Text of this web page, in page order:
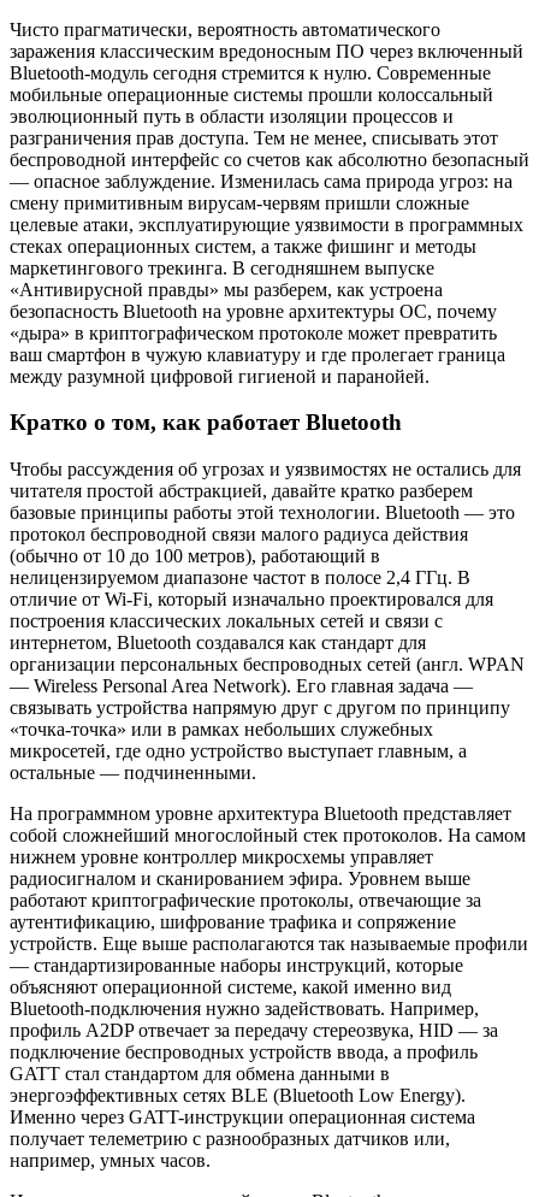
Чисто прагматически, вероятность автоматического
заражения классическим вредоносным ПО через включенный
Bluetooth-модуль сегодня стремится к нулю. Современные
мобильные операционные системы прошли колоссальный
эволюционный путь в области изоляции процессов и
разграничения прав доступа. Тем не менее, списывать этот
беспроводной интерфейс со счетов как абсолютно безопасный
— опасное заблуждение. Изменилась сама природа угроз: на
смену примитивным вирусам-червям пришли сложные
целевые атаки, эксплуатирующие уязвимости в программных
стеках операционных систем, а также фишинг и методы
маркетингового трекинга. В сегодняшнем выпуске
«Антивирусной правды» мы разберем, как устроена
безопасность Bluetooth на уровне архитектуры ОС, почему
«дыра» в криптографическом протоколе может превратить
ваш смартфон в чужую клавиатуру и где пролегает граница
между разумной цифровой гигиеной и паранойей.
Кратко о том, как работает Bluetooth
Чтобы рассуждения об угрозах и уязвимостях не остались для
читателя простой абстракцией, давайте кратко разберем
базовые принципы работы этой технологии. Bluetooth — это
протокол беспроводной связи малого радиуса действия
(обычно от 10 до 100 метров), работающий в
нелицензируемом диапазоне частот в полосе 2,4 ГГц. В
отличие от Wi-Fi, который изначально проектировался для
построения классических локальных сетей и связи с
интернетом, Bluetooth создавался как стандарт для
организации персональных беспроводных сетей (англ. WPAN
— Wireless Personal Area Network). Его главная задача —
связывать устройства напрямую друг с другом по принципу
«точка-точка» или в рамках небольших служебных
микросетей, где одно устройство выступает главным, а
остальные — подчиненными.
На программном уровне архитектура Bluetooth представляет
собой сложнейший многослойный стек протоколов. На самом
нижнем уровне контроллер микросхемы управляет
радиосигналом и сканированием эфира. Уровнем выше
работают криптографические протоколы, отвечающие за
аутентификацию, шифрование трафика и сопряжение
устройств. Еще выше располагаются так называемые профили
— стандартизированные наборы инструкций, которые
объясняют операционной системе, какой именно вид
Bluetooth-подключения нужно задействовать. Например,
профиль A2DP отвечает за передачу стереозвука, HID — за
подключение беспроводных устройств ввода, а профиль
GATT стал стандартом для обмена данными в
энергоэффективных сетях BLE (Bluetooth Low Energy).
Именно через GATT-инструкции операционная система
получает телеметрию с разнообразных датчиков или,
например, умных часов.